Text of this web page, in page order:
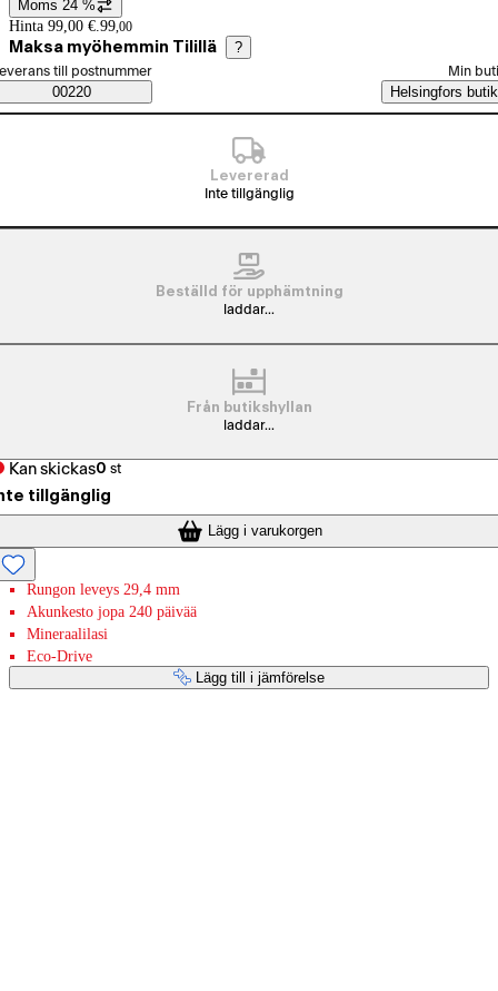
Prisinformation
Moms 24 %
Hinta 99,00 €. 99,00
Maksa myöhemmin Tilillä ?
Saatavuustiedot
beställningssätt
till postnummer
00220
Min
Helsingfors butik
Levererad
Inte tillgänglig
Beställd för upphämtning
laddar...
Från butikshyllan
laddar...
Kan skickas0 st
tillgänglig
Lägg i varukorgen
Rungon leveys 29,4 mm
Akunkesto jopa 240 päivää
Mineraalilasi
Eco-Drive
Lägg till i jämförelse